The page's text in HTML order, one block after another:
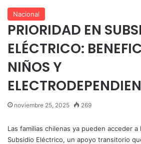
Nacional
PRIORIDAD EN
ELÉCTRICO:
NIÑOS Y
noviembre 25, 2025 269
Las familias chilenas ya pueden acceder
Subsidio Eléctrico, un apoyo transitorio